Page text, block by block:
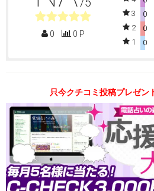
0 0 P
3
0
2
0
1
0
只今クチコミ投稿プレゼン